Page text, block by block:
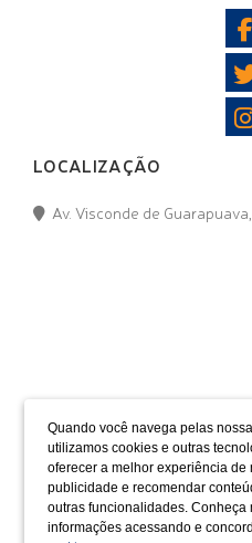
Quando você navega pelas
utilizamos cookies e outras
oferecer a melhor experiência
publicidade e recomendar
outras funcionalidades. Conheça
informações acessando e
LOCALIZAÇÃO
Av. Visconde de
SELOS